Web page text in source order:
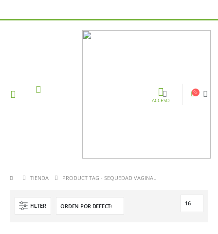
ACCESO
TIENDA PRODUCT TAG - SEQUEDAD VAGINAL
FILTER